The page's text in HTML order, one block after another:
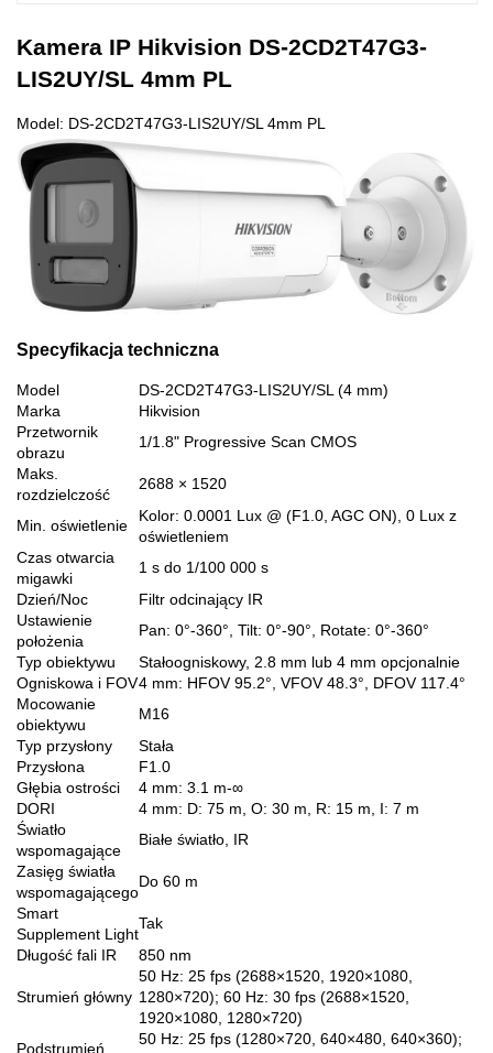
Kamera IP Hikvision DS-2CD2T47G3-
LIS2UY/SL 4mm PL
Model: DS-2CD2T47G3-LIS2UY/SL 4mm PL
Specyfikacja techniczna
Model
DS-2CD2T47G3-LIS2UY/SL (4 mm)
Marka
Hikvision
Przetwornik
obrazu
1/1.8" Progressive Scan CMOS
Maks.
rozdzielczość
2688 × 1520
Min. oświetlenie
Kolor: 0.0001 Lux @ (F1.0, AGC ON), 0 Lux z
oświetleniem
Czas otwarcia
migawki
1 s do 1/100 000 s
Dzień/Noc
Filtr odcinający IR
Ustawienie
położenia
Pan: 0°-360°, Tilt: 0°-90°, Rotate: 0°-360°
Typ obiektywu
Stałoogniskowy, 2.8 mm lub 4 mm opcjonalnie
Ogniskowa i FOV4 mm: HFOV 95.2°, VFOV 48.3°, DFOV 117.4°
Mocowanie
obiektywu
M16
Typ przysłony
Stała
Przysłona
F1.0
Głębia ostrości
4 mm: 3.1 m-∞
DORI
4 mm: D: 75 m, O: 30 m, R: 15 m, I: 7 m
Światło
wspomagające
Białe światło, IR
Zasięg światła
wspomagającego
Do 60 m
Smart
Supplement Light
Tak
Długość fali IR
850 nm
Strumień główny
50 Hz: 25 fps (2688×1520, 1920×1080,
1280×720); 60 Hz: 30 fps (2688×1520,
1920×1080, 1280×720)
Podstrumień
50 Hz: 25 fps (1280×720, 640×480, 640×360);